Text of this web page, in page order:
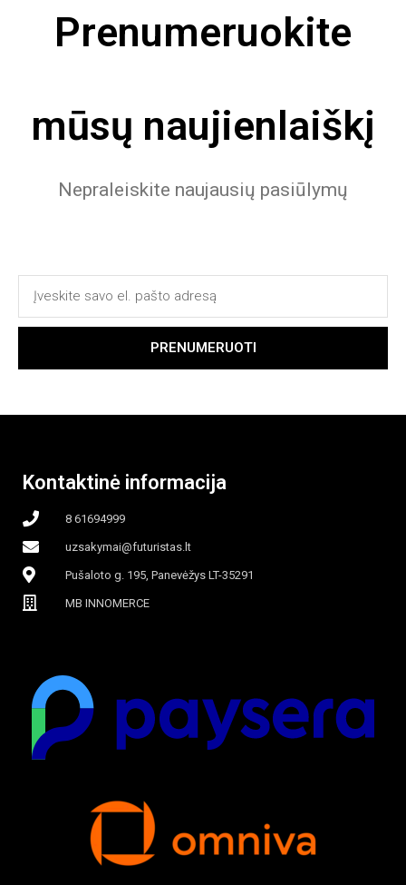
Prenumeruokite
mūsų naujienlaiškį
Nepraleiskite naujausių pasiūlymų
PRENUMERUOTI
Kontaktinė informacija
8 61694999
uzsakymai@futuristas.lt
Pušaloto g. 195, Panevėžys LT-35291
MB INNOMERCE